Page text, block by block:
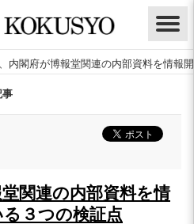
内閣府が博報堂関連の内部資料を情報
事
関連の内部資料を情
３つの検証点